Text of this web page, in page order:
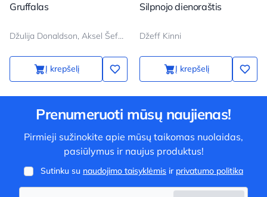
Gruffalas
Džulija Donaldson, Aksel Šeffler
Į krepšelį
Silpnojo dienoraštis
Džeff Kinni
Į krepšelį
Prenumeruoti mūsų naujienas!
Pirmieji sužinokite apie mūsų taikomas nuolaidas,
pasiūlymus ir naujus produktus!
Sutinku su naudojimo taisyklėmis ir privatumo politika